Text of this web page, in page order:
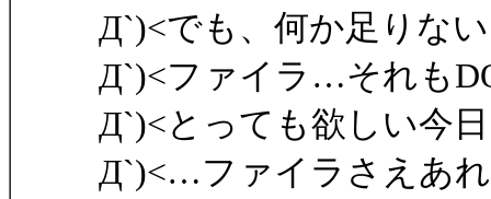
Д`)<でも、何か足りな
Д`)<ファイラ…それも
Д`)<とっても欲しい今
Д`)<…ファイラさえあ